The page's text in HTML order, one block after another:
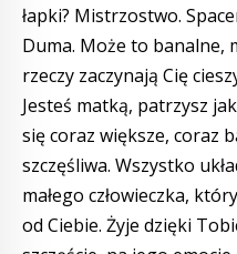
łapki? Mistrzostwo.
Duma. Może to banalne,
rzeczy zaczynają Cię
Jesteś matką, patrzysz
się coraz większe, coraz
szczęśliwa. Wszystko
małego człowieczka,
od Ciebie. Żyje dzięki